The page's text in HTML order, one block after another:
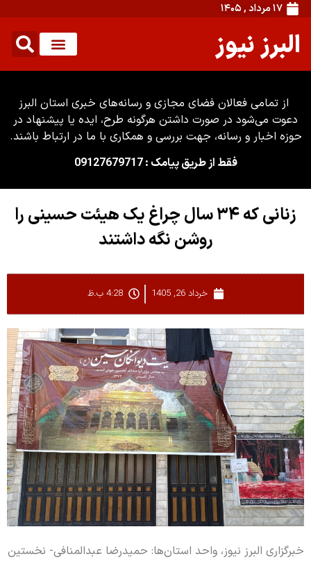
۱۷ مرداد , ۱۴۰۵
البرز نیوز
از تمامی فعالان فضای مجازی و رسانه‌های خبری استان البرز
دعوت می‌شود در صورت داشتن هرگونه طرح، ایده یا پیشنهاد در
حوزه اخبار و رسانه، جهت بررسی و همکاری با ما در ارتباط باشند.
فقط از طریق پیامک : 09127679717
زنانی که ۳۴ سال چراغ یک هیئت حسینی را
روشن نگه داشتند
خرداد 26, 1405 4:28 ب.ظ
خبرگزاری البرز نیوز، واحد استان‌ها: حمیدرضا عبدالمنافی- نخستین